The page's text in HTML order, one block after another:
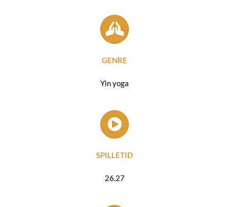
GENRE
Yin yoga
SPILLETID
26.27